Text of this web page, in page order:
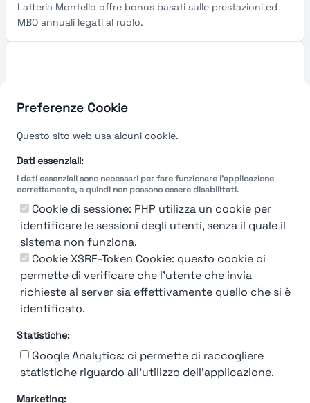
Preferenze Cookie
Questo sito web usa alcuni cookie.
Dati essenziali:
I dati essenziali sono necessari per fare funzionare l'applicazione
correttamente, e quindi non possono essere disabilitati.
Cookie di sessione: PHP utilizza un cookie per
identificare le sessioni degli utenti, senza il quale il
sistema non funziona.
Cookie XSRF-Token Cookie: questo cookie ci
permette di verificare che l'utente che invia
richieste al server sia effettivamente quello che si è
identificato.
Statistiche:
Google Analytics: ci permette di raccogliere
statistiche riguardo all'utilizzo dell'applicazione.
Marketing:
Latteria Montello offre bonus basati sulle prestazioni ed
MBO annuali legati al ruolo.
You're Not logged in
LoginorIscrivitiper vedere